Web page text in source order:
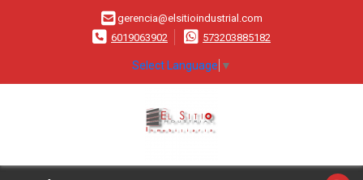
gerencia@elsitioindustrial.com
6019063902
573203885182
Select Language ▼